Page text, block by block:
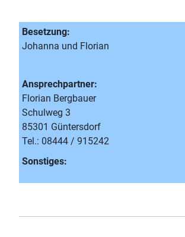
Besetzung:
Johanna und Florian
Ansprechpartner:
Florian Bergbauer
Schulweg 3
85301 Güntersdorf
Tel.: 08444 / 915242
Sonstiges: